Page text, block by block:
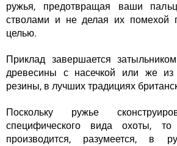
ружья, предотвращая ваши
стволами и не делая их помехой
целью.
Приклад завершается
древесины с насечкой или же из
резины, в лучших традициях
Поскольку ружье
специфического вида охоты, то
производится, разумеется, в